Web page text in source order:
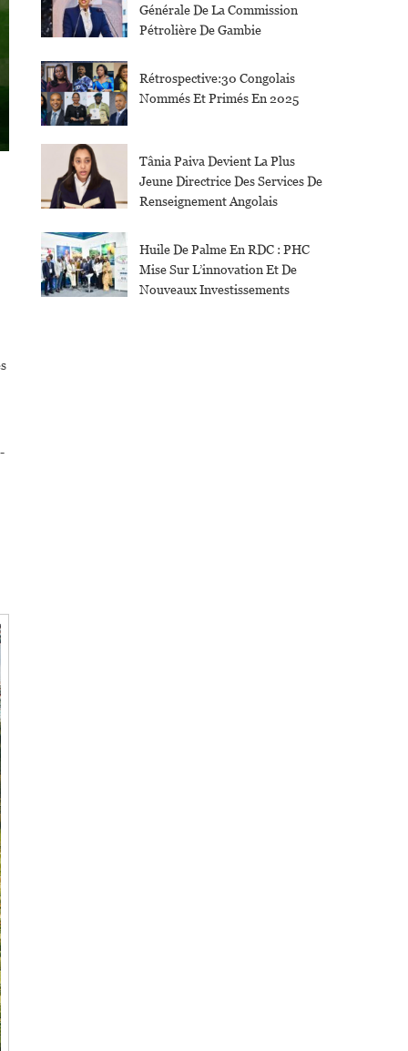
Générale De La Commission
Pétrolière De Gambie
Rétrospective:30 Congolais
Nommés Et Primés En 2025
Tânia Paiva Devient La Plus
Jeune Directrice Des Services De
Renseignement Angolais
Huile De Palme En RDC : PHC
Mise Sur L’innovation Et De
Nouveaux Investissements